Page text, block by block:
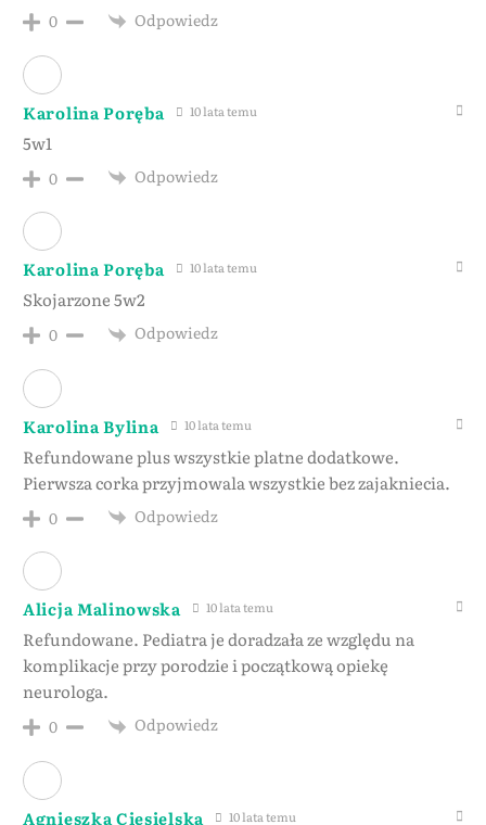
0 Odpowiedz
Karolina Poręba 10 lata temu
5w1
0 Odpowiedz
Karolina Poręba 10 lata temu
Skojarzone 5w2
0 Odpowiedz
Karolina Bylina 10 lata temu
Refundowane plus wszystkie platne dodatkowe.
Pierwsza corka przyjmowala wszystkie bez zajakniecia.
0 Odpowiedz
Alicja Malinowska 10 lata temu
Refundowane. Pediatra je doradzała ze względu na
komplikacje przy porodzie i początkową opiekę
neurologa.
0 Odpowiedz
Agnieszka Ciesielska 10 lata temu